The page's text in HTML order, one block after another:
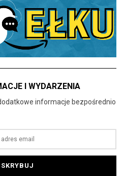
I WYDARZENIA
informacje bezpośrednio